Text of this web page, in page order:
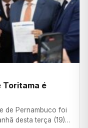
Toritama é
de Pernambuco foi
desta terça (19)…